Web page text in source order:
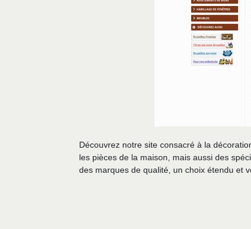
Découvrez notre site consacré à la
les pièces de la maison, mais aussi des
des marques de qualité, un choix étendu et